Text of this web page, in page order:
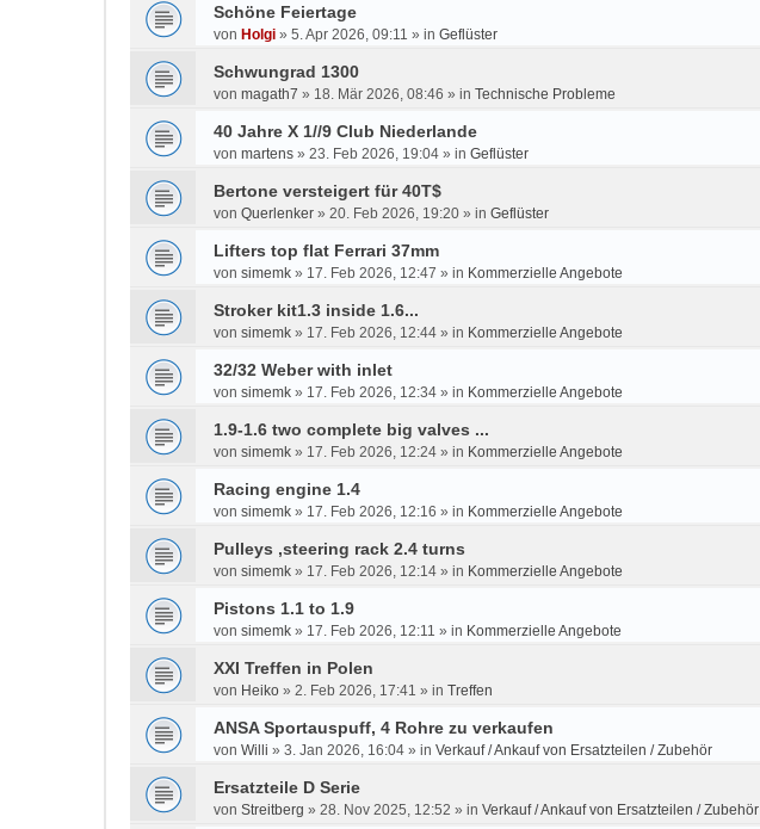
Schöne Feiertage
von Holgi » 5. Apr 2026, 09:11 » in Geflüster
Schwungrad 1300
von magath7 » 18. Mär 2026, 08:46 » in Technische Probleme
40 Jahre X 1//9 Club Niederlande
von martens » 23. Feb 2026, 19:04 » in Geflüster
Bertone versteigert für 40T$
von Querlenker » 20. Feb 2026, 19:20 » in Geflüster
Lifters top flat Ferrari 37mm
von simemk » 17. Feb 2026, 12:47 » in Kommerzielle Angebote
Stroker kit1.3 inside 1.6...
von simemk » 17. Feb 2026, 12:44 » in Kommerzielle Angebote
32/32 Weber with inlet
von simemk » 17. Feb 2026, 12:34 » in Kommerzielle Angebote
1.9-1.6 two complete big valves ...
von simemk » 17. Feb 2026, 12:24 » in Kommerzielle Angebote
Racing engine 1.4
von simemk » 17. Feb 2026, 12:16 » in Kommerzielle Angebote
Pulleys ,steering rack 2.4 turns
von simemk » 17. Feb 2026, 12:14 » in Kommerzielle Angebote
Pistons 1.1 to 1.9
von simemk » 17. Feb 2026, 12:11 » in Kommerzielle Angebote
XXI Treffen in Polen
von Heiko » 2. Feb 2026, 17:41 » in Treffen
ANSA Sportauspuff, 4 Rohre zu verkaufen
von Willi » 3. Jan 2026, 16:04 » in Verkauf / Ankauf von Ersatzteilen / Zubehör
Ersatzteile D Serie
von Streitberg » 28. Nov 2025, 12:52 » in Verkauf / Ankauf von Ersatzteilen / Zubehör